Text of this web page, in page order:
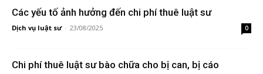
Các yếu tố ảnh hưởng đến chi phí thuê luật sư
Dịch vụ luật sư - 23/08/2025 0
Chi phí thuê luật sư bào chữa cho bị can, bị cáo